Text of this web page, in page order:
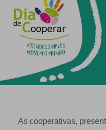
As cooperativas,